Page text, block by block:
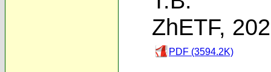
ZhETF,
PDF (3594.2K)